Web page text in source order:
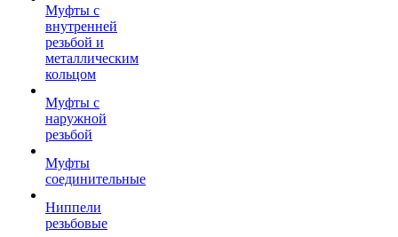
Муфты с
внутренней
резьбой и
металлическим
кольцом
Муфты с
наружной
резьбой
Муфты
соединительные
Ниппели
резьбовые